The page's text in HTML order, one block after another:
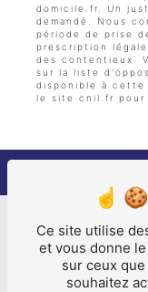
domicile.fr. Un
demandé. Nous
période de prise
prescription
des contentieux.
sur la liste
disponible à cette
le site cnil.fr pour
NOS
Ce site utilise
et vous donne
sur ceux
souhaitez